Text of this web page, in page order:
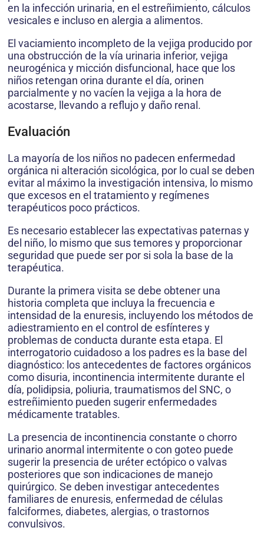
en la infección urinaria, en el estreñimiento, cálculos
vesicales e incluso en alergia a alimentos.
El vaciamiento incompleto de la vejiga producido por
una obstrucción de la vía urinaria inferior, vejiga
neurogénica y micción disfuncional, hace que los
niños retengan orina durante el día, orinen
parcialmente y no vacíen la vejiga a la hora de
acostarse, llevando a reflujo y daño renal.
Evaluación
La mayoría de los niños no padecen enfermedad
orgánica ni alteración sicológica, por lo cual se deben
evitar al máximo la investigación intensiva, lo mismo
que excesos en el tratamiento y regímenes
terapéuticos poco prácticos.
Es necesario establecer las expectativas paternas y
del niño, lo mismo que sus temores y proporcionar
seguridad que puede ser por si sola la base de la
terapéutica.
Durante la primera visita se debe obtener una
historia completa que incluya la frecuencia e
intensidad de la enuresis, incluyendo los métodos de
adiestramiento en el control de esfínteres y
problemas de conducta durante esta etapa. El
interrogatorio cuidadoso a los padres es la base del
diagnóstico: los antecedentes de factores orgánicos
como disuria, incontinencia intermitente durante el
día, polidipsia, poliuria, traumatismos del SNC, o
estreñimiento pueden sugerir enfermedades
médicamente tratables.
La presencia de incontinencia constante o chorro
urinario anormal intermitente o con goteo puede
sugerir la presencia de uréter ectópico o valvas
posteriores que son indicaciones de manejo
quirúrgico. Se deben investigar antecedentes
familiares de enuresis, enfermedad de células
falciformes, diabetes, alergias, o trastornos
convulsivos.